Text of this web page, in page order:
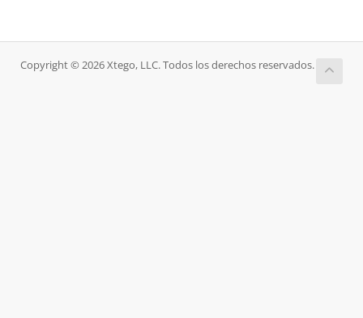
Copyright © 2026 Xtego, LLC. Todos los derechos reservados.